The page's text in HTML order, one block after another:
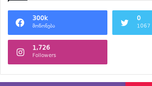
300k
მოწონება
0
1067
1,726
Followers